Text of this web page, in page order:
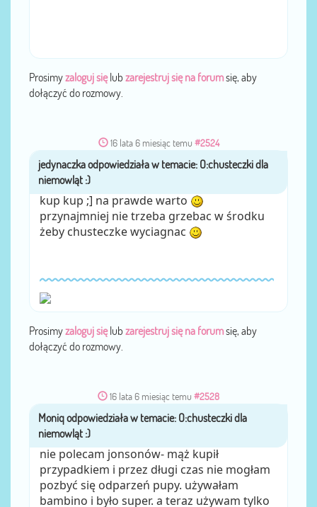
Prosimyzaloguj sięlub zarejestruj się na forumsię, aby
dołączyć do rozmowy.
16 lata 6 miesiąc temu #2524
przezjedynaczka
kup kup ;] na prawde warto
przynajmniej nie trzeba grzebac w środku
żeby chusteczke wyciagnac
Prosimyzaloguj sięlub zarejestruj się na forumsię, aby
dołączyć do rozmowy.
16 lata 6 miesiąc temu #2528
przezMoniq
nie polecam jonsonów- mąż kupił
przypadkiem i przez długi czas nie mogłam
pozbyć się odparzeń pupy. używałam
bambino i było super. a teraz używam tylko